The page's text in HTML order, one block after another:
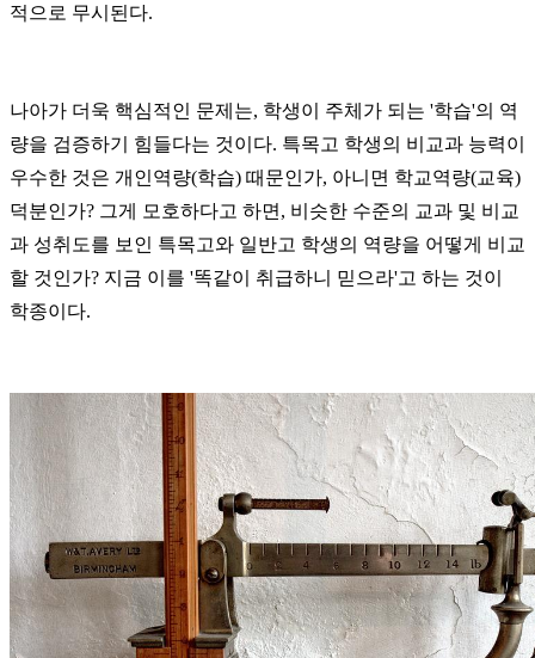
적으로 무시된다.
나아가 더욱 핵심적인 문제는, 학생이 주체가 되는 '학습'의 역
량을 검증하기 힘들다는 것이다. 특목고 학생의 비교과 능력이
우수한 것은 개인역량(학습) 때문인가, 아니면 학교역량(교육)
덕분인가? 그게 모호하다고 하면, 비슷한 수준의 교과 및 비교
과 성취도를 보인 특목고와 일반고 학생의 역량을 어떻게 비교
할 것인가? 지금 이를 '똑같이 취급하니 믿으라'고 하는 것이
학종이다.